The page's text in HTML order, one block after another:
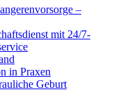
–
mit 24/7-
in Praxen
Geburt